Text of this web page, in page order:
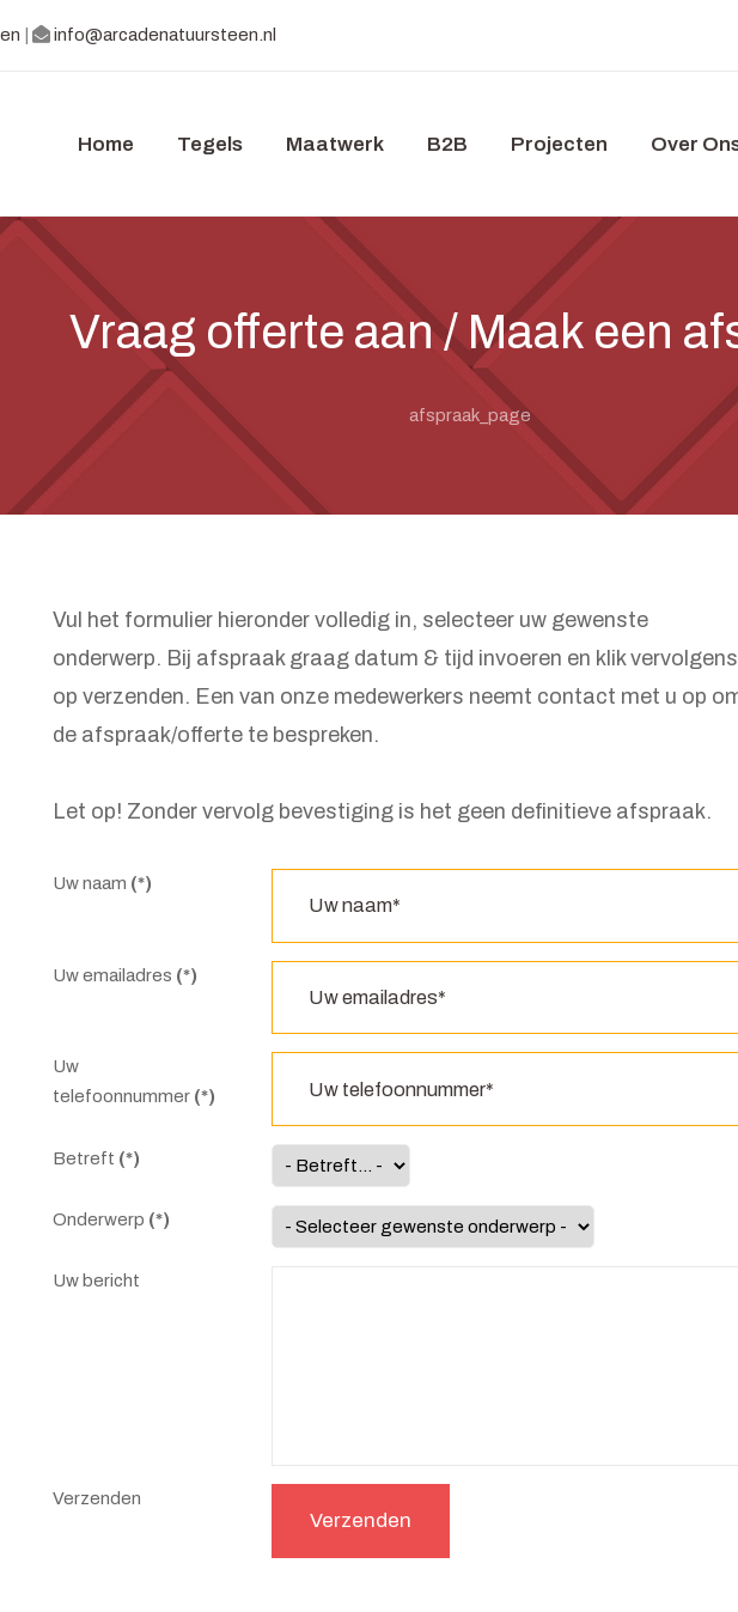
info@arcadenatuursteen.nl
Home Tegels Maatwerk B2B Projecten Over
Vraag offerte aan / Maak een
afspraak_page
Vul het formulier hieronder volledig in, selecteer uw gewenste
onderwerp. Bij afspraak graag datum & tijd invoeren en klik vervolgens
op verzenden. Een van onze medewerkers neemt contact met u op
de afspraak/offerte te bespreken.
Let op! Zonder vervolg bevestiging is het geen definitieve afspraak.
Uw naam (*)
Uw emailadres (*)
Uw
telefoonnummer (*)
Betreft (*)
Onderwerp (*)
Uw bericht
Verzenden
Verzenden